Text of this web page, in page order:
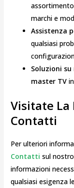
marchi e
Assistenza
qualsiasi
Soluzioni
master TVin
Visitate La
Contatti
Per ulteriori
Contatti sul
informazioni
qualsiasi esigenza